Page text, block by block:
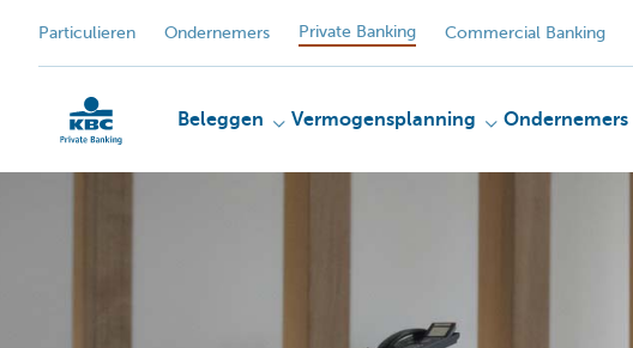
Particulieren Ondernemers Private Banking Commercial Banking
Beleggen Vermogensplanning Ondernemers